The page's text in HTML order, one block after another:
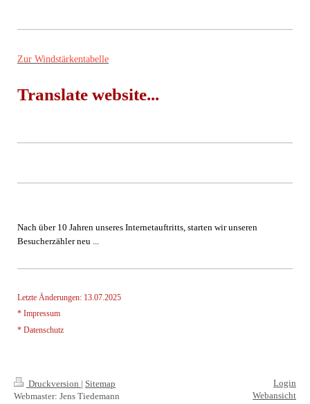
Zur Windstärkentabelle
Translate website...
Nach über 10 Jahren unseres Internetauftritts, starten wir unseren
Besucherzähler neu ...
Letzte Änderungen: 13.07.2025
* Impressum
* Datenschutz
Druckversion | Sitemap
Webmaster: Jens Tiedemann
Login
Webansicht